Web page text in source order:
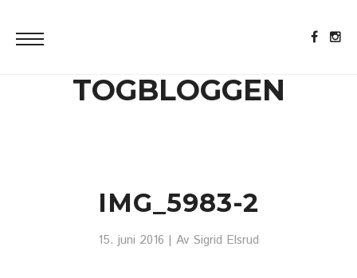
TOGBLOGGEN
IMG_5983-2
15. juni 2016 | Av Sigrid Elsrud